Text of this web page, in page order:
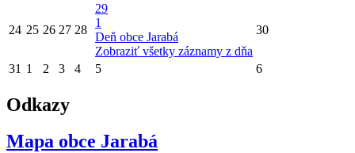
24 25 26 27 28
29
1
Deň obce Jarabá
Zobraziť všetky záznamy z dňa
30
31 1 2 3 4 5 6
Odkazy
Mapa obce Jarabá